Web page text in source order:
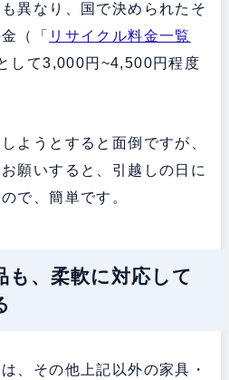
異なり、国で決められたそ
（「 リサイクル料金一覧
して3,000円~4,500円程度
ようとすると面倒ですが、
願いすると、引越しの日に
で、簡単です。
も、柔軟に対応して
、その他上記以外の家具・